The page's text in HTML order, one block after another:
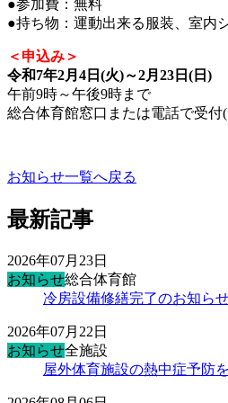
●参加費：無料
●持ち物：運動出来る服装、室内
＜申込み＞
令和7年2月4日(火)～2月23日(日)
午前9時～午後9時まで
総合体育館窓口または電話で受付
お知らせ一覧へ戻る
最新記事
2026年07月23日
お知らせ総合体育館
冷房設備修繕完了のお知ら
2026年07月22日
お知らせ全施設
屋外体育施設の熱中症予防